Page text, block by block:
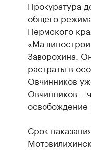
Прокуратура
общего
Пермского
Заворохина.
растраты в
Овчинников
Овчинников –
освобождение
Срок